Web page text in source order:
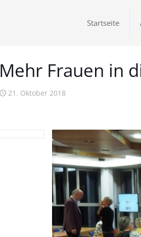
Startseite
Mehr Frauen in
21. Oktober 2018